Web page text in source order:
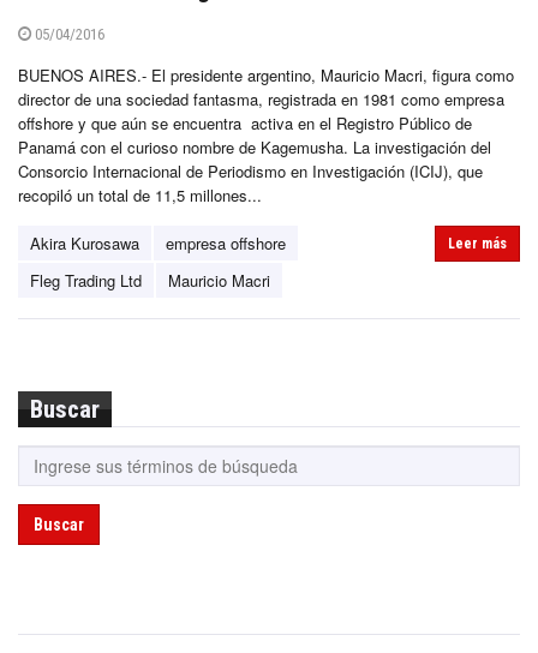
05/04/2016
BUENOS AIRES.- El presidente argentino, Mauricio Macri, figura como
director de una sociedad fantasma, registrada en 1981 como empresa
offshore y que aún se encuentra activa en el Registro Público de
Panamá con el curioso nombre de Kagemusha. La investigación del
Consorcio Internacional de Periodismo en Investigación (ICIJ), que
recopiló un total de 11,5 millones...
Akira Kurosawa
empresa offshore
Fleg Trading Ltd
Mauricio Macri
Leer más
Buscar
Buscar